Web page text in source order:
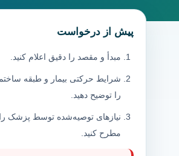
پیش از درخواست
مبدأ و مقصد را دقیق اعلام کنید.
شرایط حرکتی بیمار و طبقه
را توضیح دهید.
نیازهای توصیه‌شده توسط پزشک را
مطرح کنید.